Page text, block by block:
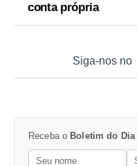
conta própria
Siga-nos no
Receba o Boletim do Dia